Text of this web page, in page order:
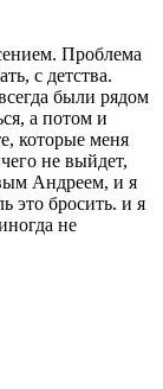
Проблема
с детства.
были рядом
а потом и
которые меня
не выйдет,
Андреем, и я
это бросить. и я
не